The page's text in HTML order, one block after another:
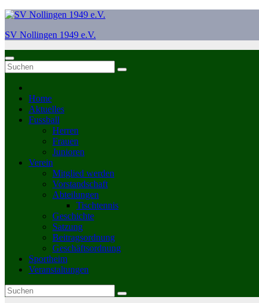
Zum
springen
SV Nollingen 1949 e.V.
Home
Aktuelles
Fussball
Herren
Frauen
Junioren
Verein
Mitglied werden
Vorstandschaft
Abteilungen
Tischtennis
Geschichte
Satzung
Beitragsordnung
Geschäftsordnung
Sportheim
Veranstaltungen